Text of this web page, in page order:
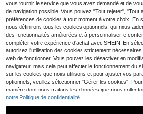
Trépied Perche à Selfie Bluetooth S
ans Fil 1,9m, Supporte Deux Téléph
ones, Support de Téléphone Portabl
e en Acier Inoxydable Rotatif à 36
0°, Léger et Facile à Transporter, Co
nvient aux Smartphones et Android,
Parfait pour les Voyages et les Selfi
es
Dès12,25€
vous fournir le service que vous avez demandé et de
de navigation possible. Vous pouvez "Tout rejeter", "Tout
préférences de cookies à tout moment à votre choix. En
nous définirons tous les cookies optionnels, qui nous
des fonctionnalités améliorées et à personnaliser le
compléter votre expérience d'achat avec SHEIN. En
autorisez l'utilisation des cookies strictement
web de fonctionner. Vous pouvez les désactiver en
navigateur, mais cela peut affecter le fonctionnement du
sur les cookies que nous utilisons et pour ajuster vos
optionnels, veuillez sélectionner "Gérer les cookies".
manière dont nous traitons les données que nous
notre Politique de confidentialité.